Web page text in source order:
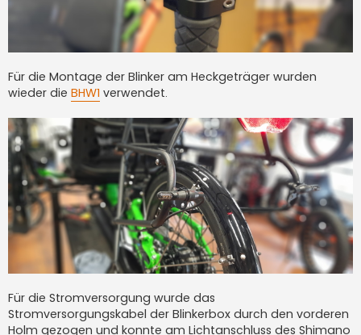
Für die Montage der Blinker am Heckgeträger wurden
wieder die BHW1 verwendet.
Für die Stromversorgung wurde das
Stromversorgungskabel der Blinkerbox durch den vorderen
Holm gezogen und konnte am Lichtanschluss des Shimano